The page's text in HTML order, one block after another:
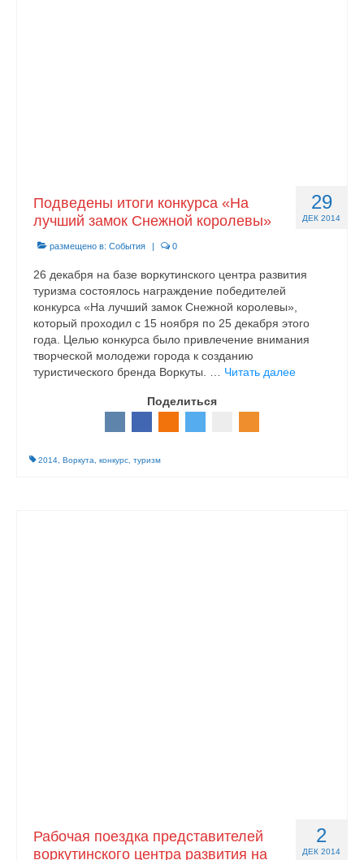
29
ДЕК 2014
Подведены итоги конкурса «На
лучший замок Снежной королевы»
размещено в: События | 0
26 декабря на базе воркутинского центра развития
туризма состоялось награждение победителей
конкурса «На лучший замок Снежной королевы»,
который проходил с 15 ноября по 25 декабря этого
года. Целью конкурса было привлечение внимания
творческой молодежи города к созданию
туристического бренда Воркуты. … Читать далее
Поделиться
2014 Воркута конкурс туризм
2
ДЕК 2014
Рабочая поездка представителей
воркутинского центра развития на